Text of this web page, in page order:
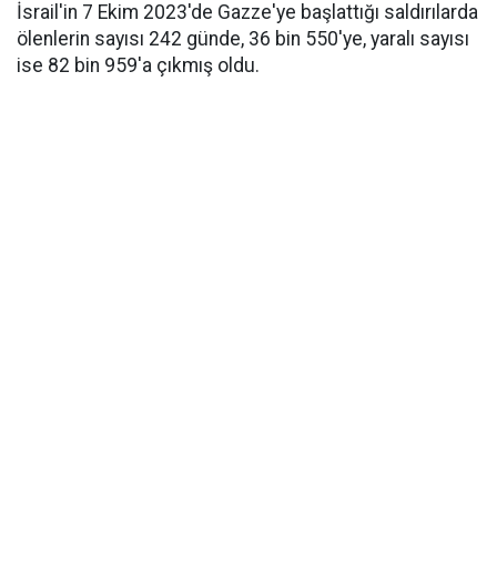
İsrail'in 7 Ekim 2023'de Gazze'ye başlattığı saldırılarda
ölenlerin sayısı 242 günde, 36 bin 550'ye, yaralı sayısı
ise 82 bin 959'a çıkmış oldu.